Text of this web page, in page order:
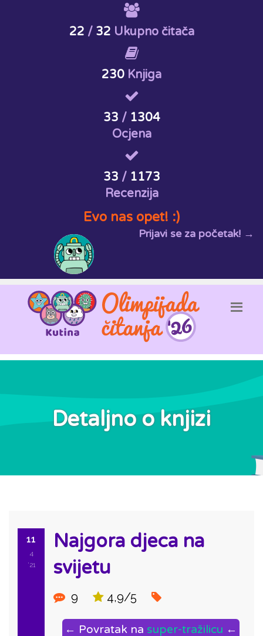
22 / 32 Ukupno čitača
230 Knjiga
33 / 1304
Ocjena
33 / 1173
Recenzija
Evo nas opet! :)
Prijavi se za početak! →
Detaljno o knjizi
11
4
'21
Najgora djeca na
svijetu
9 4,9/5
← Povratak na super-tražilicu ←